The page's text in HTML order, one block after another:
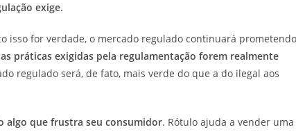
exige.
isso for verdade, o mercado regulado continuará prometendo
as práticas exigidas pela regulamentação forem realmente
regulado será, de fato, mais verde do que a do ilegal aos
algo que frustra seu consumidor. Rótulo ajuda a vender uma